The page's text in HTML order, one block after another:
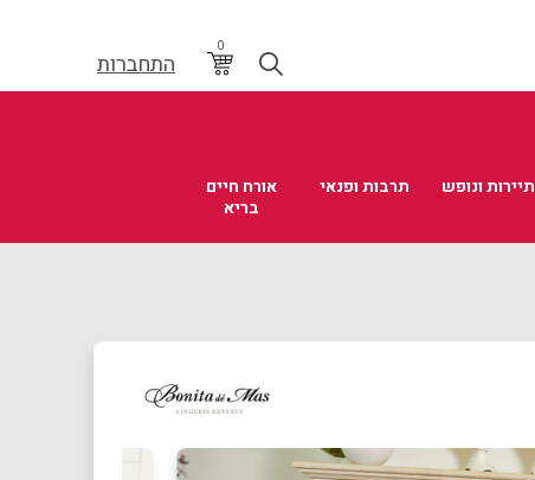
0
התחברות
תיירות ונופש תרבות ופנאי
אורח חיים
בריא